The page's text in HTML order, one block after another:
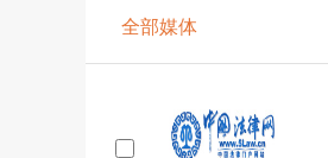
全部媒体